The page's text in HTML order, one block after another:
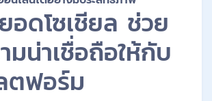
อดโซเชียล ช่วย
มน่าเชื่อถือให้กับ
ฟอร์ม